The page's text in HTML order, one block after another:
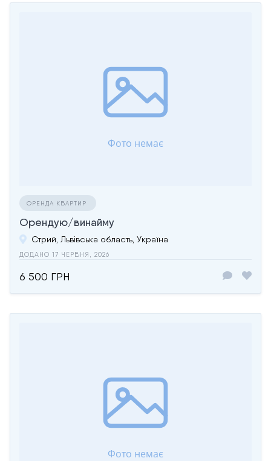
ОРЕНДА КВАРТИР
Орендую/винайму
Стрий, Львівська область, Україна
ДОДАНО 17 ЧЕРВНЯ, 2026
6 500 ГРН